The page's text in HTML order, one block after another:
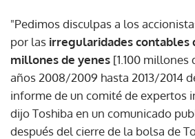
"Pedimos disculpas a los
por las irregularidades contables
millones de yenes [1.100 millones
años 2008/2009 hasta 2013/2014
informe de un comité de expertos
dijo Toshiba en un comunicado
después del cierre de la bolsa de